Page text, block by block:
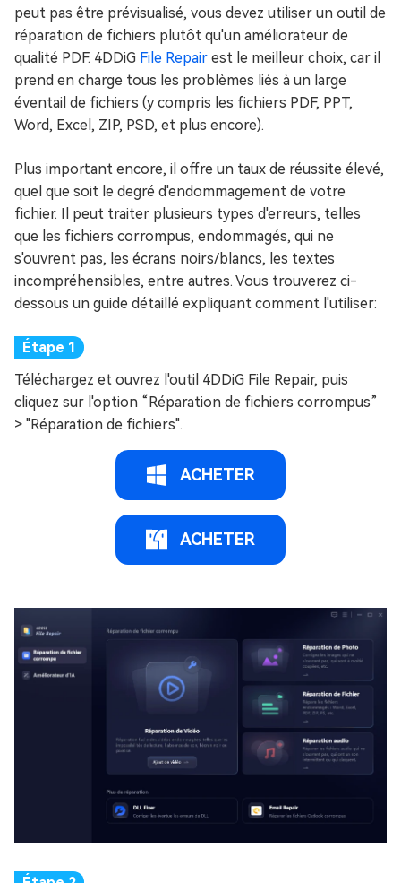
peut pas être prévisualisé, vous devez utiliser un outil de
réparation de fichiers plutôt qu'un améliorateur de
qualité PDF. 4DDiG File Repair est le meilleur choix, car il
prend en charge tous les problèmes liés à un large
éventail de fichiers (y compris les fichiers PDF, PPT,
Word, Excel, ZIP, PSD, et plus encore).
Plus important encore, il offre un taux de réussite élevé,
quel que soit le degré d'endommagement de votre
fichier. Il peut traiter plusieurs types d'erreurs, telles
que les fichiers corrompus, endommagés, qui ne
s'ouvrent pas, les écrans noirs/blancs, les textes
incompréhensibles, entre autres. Vous trouverez ci-
dessous un guide détaillé expliquant comment l'utiliser:
Téléchargez et ouvrez l'outil 4DDiG File Repair, puis
cliquez sur l'option “Réparation de fichiers corrompus”
> "Réparation de fichiers".
ACHETER
ACHETER